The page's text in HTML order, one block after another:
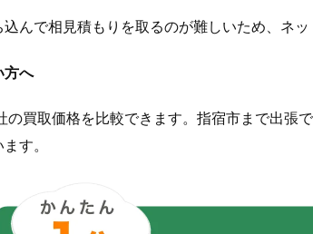
んで相見積もりを取るのが難しいため、ネ
方へ
買取価格を比較できます。指宿市まで出張
す。